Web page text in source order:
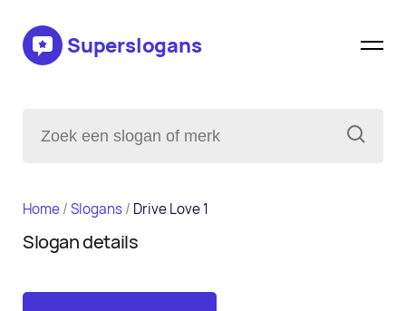
Superslogans
Home/Slogans/ Drive Love 1
Slogan details